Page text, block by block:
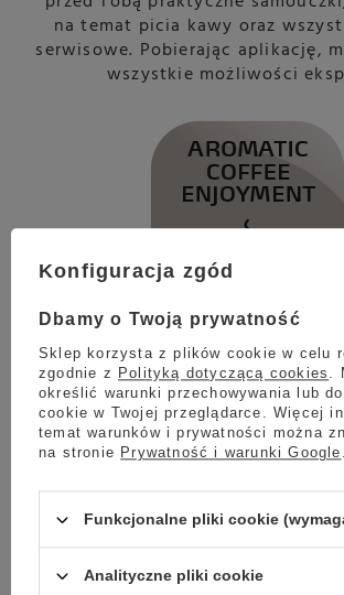
na temat picia kawy oraz
serwisowe. Pobierając aplikację,
wszystkie możliwości
Aromatyczna
z kawy
Sterowanie pompą zapewnia
cieszyć się espresso i cafe
Konfiguracja zgód
Dbamy o Twoją prywatność
Sklep korzysta z plików cookie w celu
zgodnie z Polityką dotyczącą cookies .
określić warunki przechowywania lub
cookie w Twojej przeglądarce. Więcej
temat warunków i prywatności można
na stronie Prywatność i warunki Google .
Funkcjonalne pliki cookie
Analityczne pliki cookie